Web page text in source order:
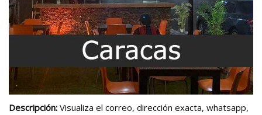
Descripción: Visualiza el correo, dirección exacta, whatsapp,